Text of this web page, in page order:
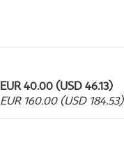
EUR 40.00 (USD 46.13)
EUR 160.00 (USD 184.53)